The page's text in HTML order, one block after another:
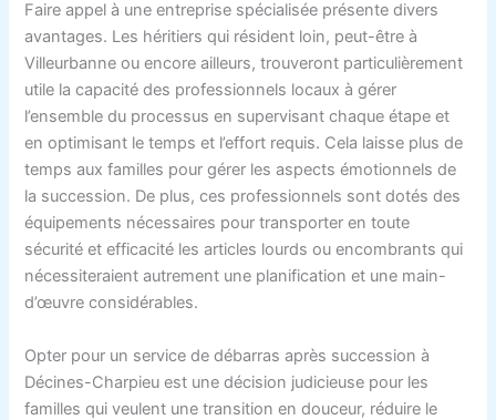
Faire appel à une entreprise spécialisée présente divers
avantages. Les héritiers qui résident loin, peut-être à
Villeurbanne ou encore ailleurs, trouveront particulièrement
utile la capacité des professionnels locaux à gérer
l’ensemble du processus en supervisant chaque étape et
en optimisant le temps et l’effort requis. Cela laisse plus de
temps aux familles pour gérer les aspects émotionnels de
la succession. De plus, ces professionnels sont dotés des
équipements nécessaires pour transporter en toute
sécurité et efficacité les articles lourds ou encombrants qui
nécessiteraient autrement une planification et une main-
d’œuvre considérables.
Opter pour un service de débarras après succession à
Décines-Charpieu est une décision judicieuse pour les
familles qui veulent une transition en douceur, réduire le